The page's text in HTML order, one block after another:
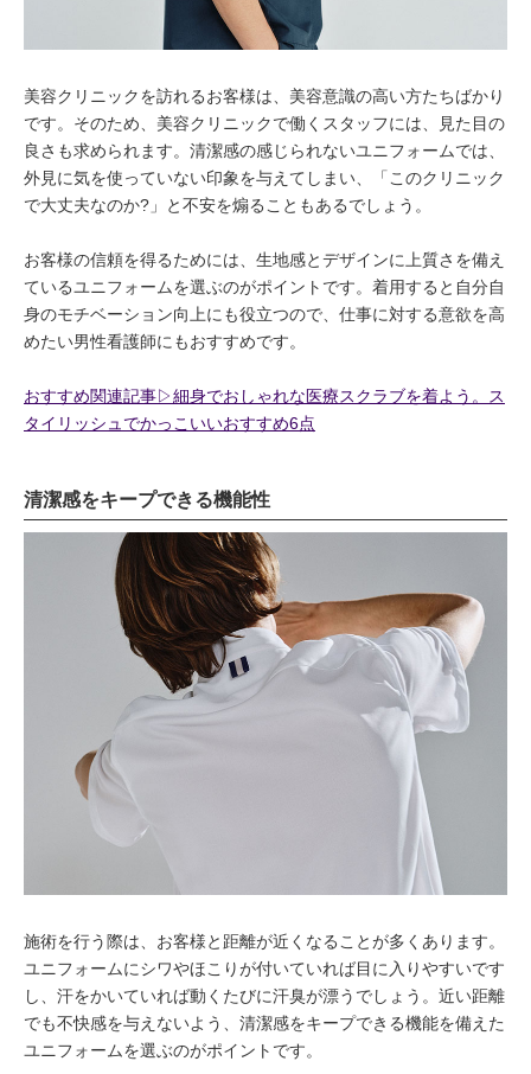
美容クリニックを訪れるお客様は、美容意識の高い方たちばかり
です。そのため、美容クリニックで働くスタッフには、見た目の
良さも求められます。清潔感の感じられないユニフォームでは、
外見に気を使っていない印象を与えてしまい、「このクリニック
で大丈夫なのか?」と不安を煽ることもあるでしょう。
お客様の信頼を得るためには、生地感とデザインに上質さを備え
ているユニフォームを選ぶのがポイントです。着用すると自分自
身のモチベーション向上にも役立つので、仕事に対する意欲を高
めたい男性看護師にもおすすめです。
おすすめ関連記事▷細身でおしゃれな医療スクラブを着よう。ス
タイリッシュでかっこいいおすすめ6点
清潔感をキープできる機能性
施術を行う際は、お客様と距離が近くなることが多くあります。
ユニフォームにシワやほこりが付いていれば目に入りやすいです
し、汗をかいていれば動くたびに汗臭が漂うでしょう。近い距離
でも不快感を与えないよう、清潔感をキープできる機能を備えた
ユニフォームを選ぶのがポイントです。